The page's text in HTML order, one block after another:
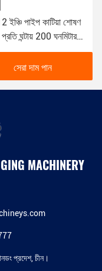
অ্যাপ্লিকেশনের জন্য
ড্রেজার সাইড
6 মিমি
সেরা দাম পান
MACHINERY
প্রদেশ, চীন।